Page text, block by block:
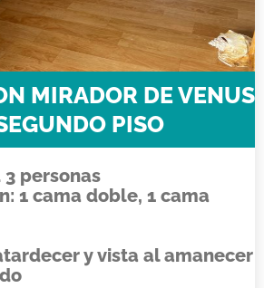
MIRADOR DE VENUS
PISO
personas
1 cama doble, 1 cama
y vista al amanecer